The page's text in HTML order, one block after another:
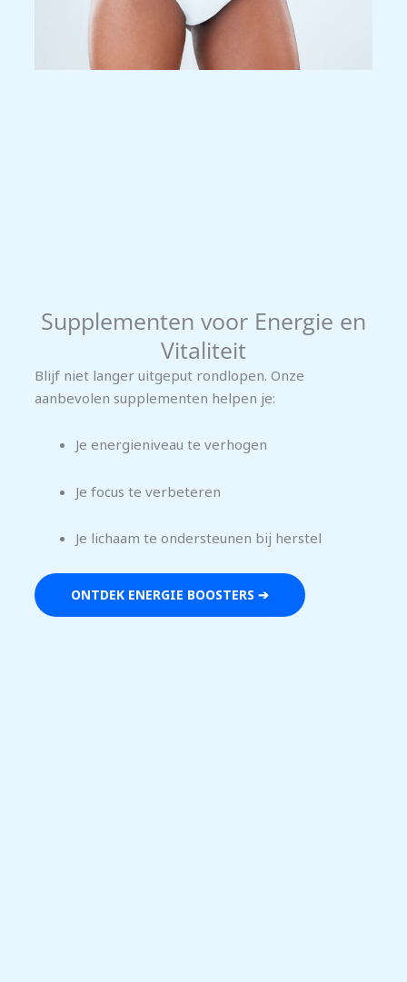
Supplementen voor Energie en
Vitaliteit
Blijf niet langer uitgeput rondlopen. Onze
aanbevolen supplementen helpen je:
Je energieniveau te verhogen
Je focus te verbeteren
Je lichaam te ondersteunen bij herstel
ONTDEK ENERGIE BOOSTERS ➔